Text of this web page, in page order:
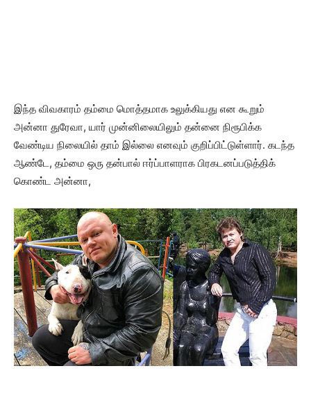
இந்த விவகாரம் தம்மை மொத்தமாக உலுக்கியது என கூறும்
அன்னா துரேவா, யார் முன்னிலையிலும் தன்னை நிரூபிக்க
வேண்டிய நிலையில் தாம் இல்லை எனவும் குறிப்பிட்டுள்ளார். கடந்த
ஆண்டே, தம்மை ஒரு தன்பால் ஈர்ப்பாளராக பிரகடனப்படுத்திக்
கொண்ட அன்னா,